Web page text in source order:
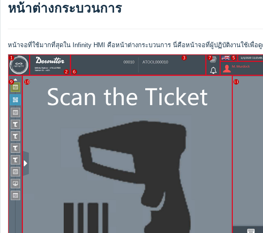
หน้าต่างกระบวนการ
หน้าจอที่ใช้มากที่สุดใน Infinity HMI คือหน้าต่างกระบวนการ นี่คือหน้าจอที่ผู้ปฏิบัติงานใช้เพื่อ